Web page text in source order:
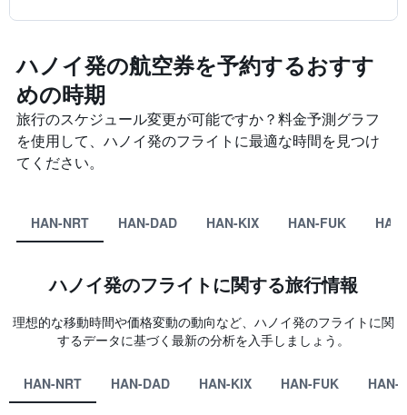
ハノイ発の航空券を予約するおすす
めの時期
旅行のスケジュール変更が可能ですか？料金予測グラフ
を使用して、ハノイ発のフライトに最適な時間を見つけ
てください。
HAN-NRT HAN-DAD HAN-KIX HAN-FUK
ハノイ発のフライトに関する旅行情報
理想的な移動時間や価格変動の動向など、ハノイ発のフライトに関
するデータに基づく最新の分析を入手しましょう。
HAN-NRT HAN-DAD HAN-KIX HAN-FUK HAN-